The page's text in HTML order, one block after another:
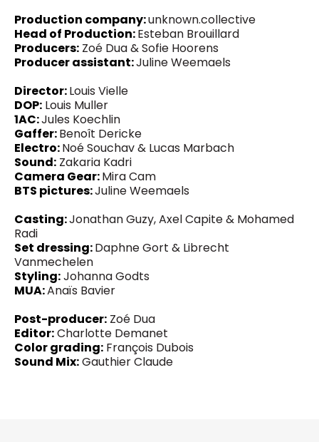
Production company:unknown.collective
Head of Production:Esteban Brouillard
Producers: Zoé Dua & Sofie Hoorens
Producer assistant:Juline Weemaels
Director:Louis Vielle
DOP: Louis Muller
1AC:Jules Koechlin
Gaffer:Benoît Dericke
Electro:Noé Souchav & Lucas Marbach
Sound: Zakaria Kadri
Camera Gear:Mira Cam
BTS pictures:Juline Weemaels
Casting:Jonathan Guzy, Axel Capite & Mohamed
Radi
Set dressing:Daphne Gort & Librecht
Vanmechelen
Styling:Johanna Godts
MUA:Anaïs Bavier
Post-producer: Zoé Dua
Editor:Charlotte Demanet
Color grading: François Dubois
Sound Mix:Gauthier Claude